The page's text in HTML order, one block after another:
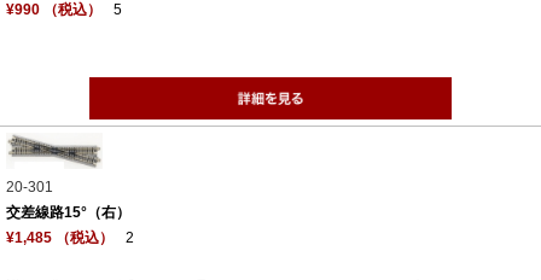
¥990 （税込）
5
20-301
交差線路15°（右）
¥1,485 （税込）
2